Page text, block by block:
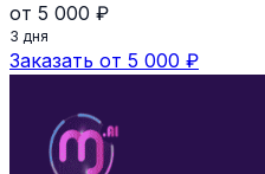
от 5 000 ₽
3 дня
Заказать от 5 000 ₽